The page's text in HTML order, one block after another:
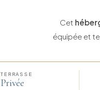
Cet
équipée et
TERRASSE
Privée